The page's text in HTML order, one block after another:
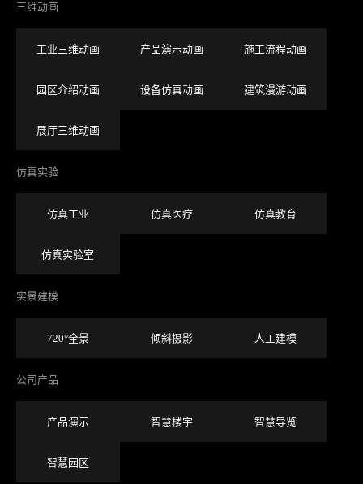
三维动画
工业三维动画 产品演示动画 施工流程动画
园区介绍动画 设备仿真动画 建筑漫游动画
展厅三维动画
仿真实验
仿真工业 仿真医疗 仿真教育
仿真实验室
实景建模
720°全景 倾斜摄影 人工建模
公司产品
产品演示 智慧楼宇 智慧导览
智慧园区